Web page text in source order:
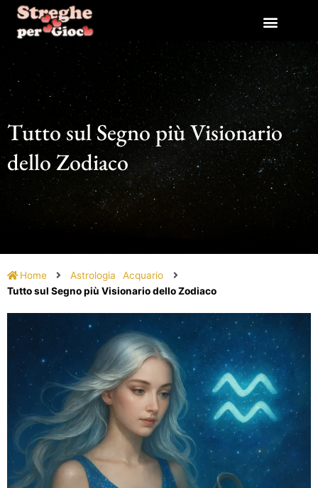
contenuto
Tutto sul Segno più Visionario
dello Zodiaco
Home Astrologia
Acquario
Tutto sul Segno più Visionario dello Zodiaco